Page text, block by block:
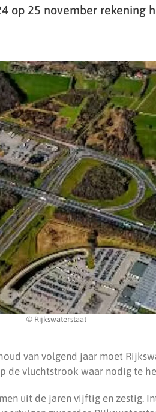
op 25 november rekening
© Rijkswaterstaat
van volgend jaar moet
de vluchtstrook waar nodig te
uit de jaren vijftig en zestig.